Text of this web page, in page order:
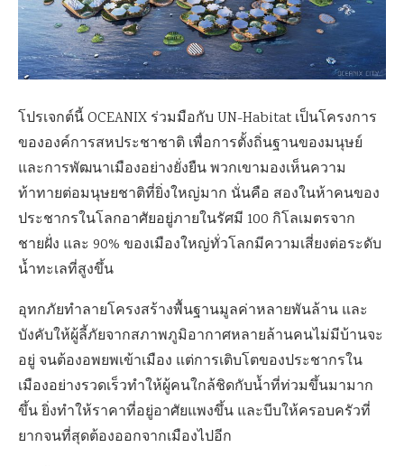
โปรเจกต์นี้ OCEANIX ร่วมมือกับ UN-Habitat เป็นโครงการ
ขององค์การสหประชาชาติ เพื่อการตั้งถิ่นฐานของมนุษย์
และการพัฒนาเมืองอย่างยั่งยืน พวกเขามองเห็นความ
ท้าทายต่อมนุษยชาติที่ยิ่งใหญ่มาก นั่นคือ สองในห้าคนของ
ประชากรในโลกอาศัยอยู่ภายในรัศมี 100 กิโลเมตรจาก
ชายฝั่ง และ 90% ของเมืองใหญ่ทั่วโลกมีความเสี่ยงต่อระดับ
น้ำทะเลที่สูงขึ้น
อุทกภัยทำลายโครงสร้างพื้นฐานมูลค่าหลายพันล้าน และ
บังคับให้ผู้ลี้ภัยจากสภาพภูมิอากาศหลายล้านคนไม่มีบ้านจะ
อยู่ จนต้องอพยพเข้าเมือง แต่การเติบโตของประชากรใน
เมืองอย่างรวดเร็วทำให้ผู้คนใกล้ชิดกับน้ำที่ท่วมขึ้นมามาก
ขึ้น ยิ่งทำให้ราคาที่อยู่อาศัยแพงขึ้น และบีบให้ครอบครัวที่
ยากจนที่สุดต้องออกจากเมืองไปอีก